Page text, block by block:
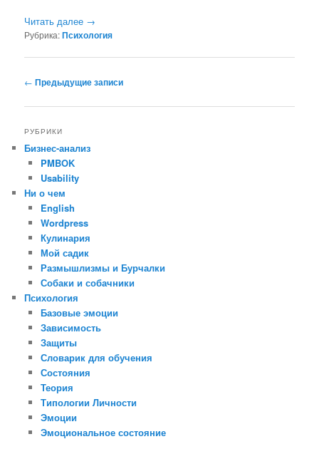
Читать далее →
Рубрика:Психология
Навигация
записям
← Предыдущие записи
РУБРИКИ
Бизнес-анализ
PMBOK
Usability
Ни о чем
English
Wordpress
Кулинария
Мой садик
Размышлизмы и Бурчалки
Собаки и собачники
Психология
Базовые эмоции
Зависимость
Защиты
Словарик для обучения
Состояния
Теория
Типологии Личности
Эмоции
Эмоциональное состояние